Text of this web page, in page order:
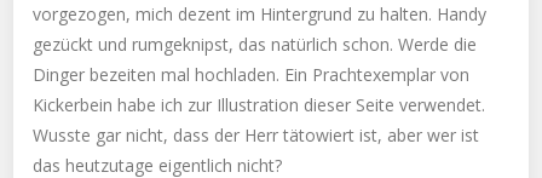
vorgezogen, mich dezent im Hintergrund zu halten. Handy
gezückt und rumgeknipst, das natürlich schon. Werde die
Dinger bezeiten mal hochladen. Ein Prachtexemplar von
Kickerbein habe ich zur Illustration dieser Seite verwendet.
Wusste gar nicht, dass der Herr tätowiert ist, aber wer ist
das heutzutage eigentlich nicht?